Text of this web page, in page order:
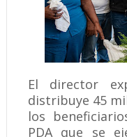
El director
distribuye 45
los
PDA que se